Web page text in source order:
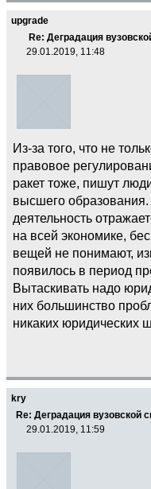
upgrade
Re: Деградация
29.01.2019, 11:48
Из-за того, что не
правовое
ракет тоже, пишут
высшего
деятельность
на всей экономике,
вещей не понимают,
появилось в период
Вытаскивать надо
них большинство
никаких юридических
kry
Re: Деградация вузовской
29.01.2019, 11:59